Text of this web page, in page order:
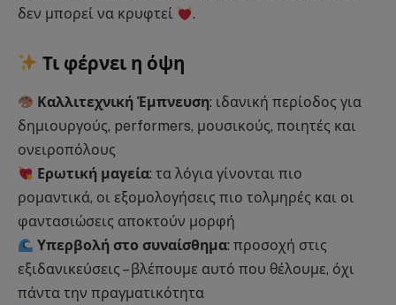
δεν μπορεί να κρυφτεί
.
Τι φέρνει η όψη
Καλλιτεχνική Έμπνευση: ιδανική περίοδος για
δημιουργούς, performers, μουσικούς, ποιητές και
ονειροπόλους
Ερωτική μαγεία: τα λόγια γίνονται πιο
ρομαντικά, οι εξομολογήσεις πιο τολμηρές και οι
φαντασιώσεις αποκτούν μορφή
Υπερβολή στο συναίσθημα: προσοχή στις
εξιδανικεύσεις – βλέπουμε αυτό που θέλουμε, όχι
πάντα την πραγματικότητα